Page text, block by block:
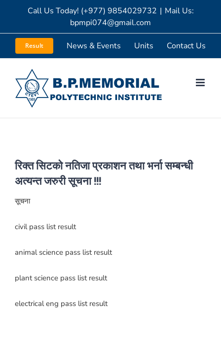
content
Call Us Today! (+977) 9854029732 | Mail Us:
bpmpi074@gmail.com
Result News & Events Units Contact Us
रिक्त सिटको नतिजा प्रकाशन तथा भर्ना सम्बन्धी
अत्यन्त जरुरी सूचना !!!
सूचना
civil pass list result
animal science pass list result
plant science pass list result
electrical eng pass list result